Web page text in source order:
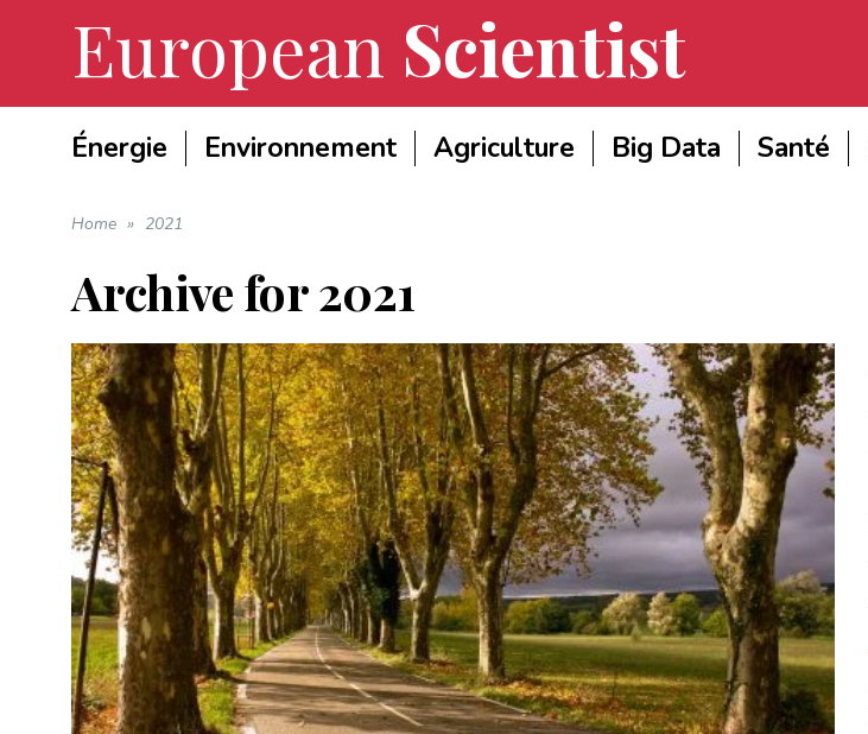
European Scientist
Énergie Environnement Agriculture Big Data Santé
Home » 2021
Archive for2021